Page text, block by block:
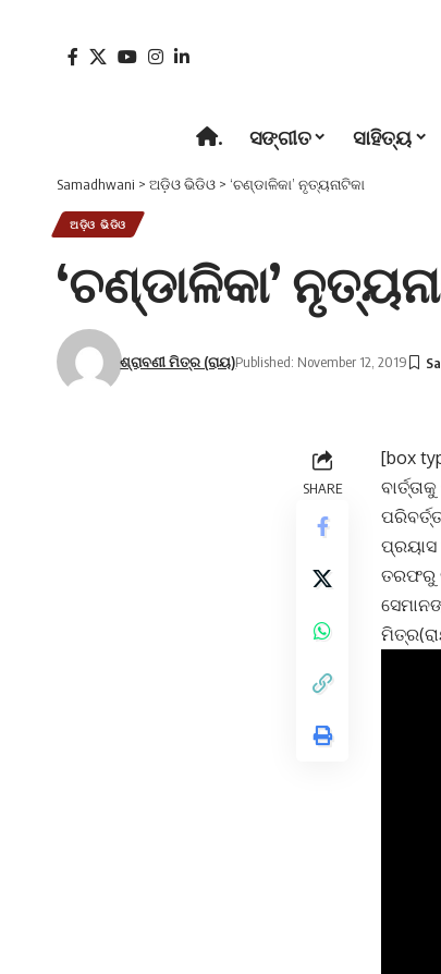
. ସଙ୍ଗୀତ ସାହିତ୍ୟ
Samadhwani > ଅଡ଼ିଓ ଭିଡିଓ > ‘ଚଣ୍ଡାଳିକା’ ନୃତ୍ୟନାଟିକା
ଅଡ଼ିଓ ଭିଡିଓ
‘ଚଣ୍ଡାଳିକା’
ଶ୍ରାବଣୀ ମିତ୍ର (ରାୟ)Published: November 12, 2019
SHARE
[box
ତରଫରୁ